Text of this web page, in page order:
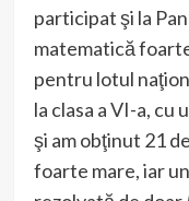
participat şi la
matematică
pentru lotul
la clasa a VI-a, cu
şi am obţinut 21
foarte mare, iar